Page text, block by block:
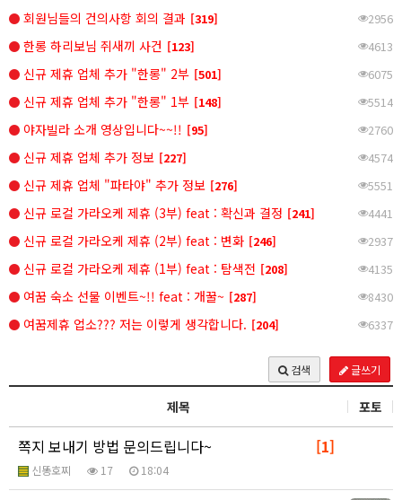
회원님들의 건의사항 회의 결과 [319] 2956
한롱 하리보님 쥐새끼 사건 [123] 4613
신규 제휴 업체 추가 "한롱" 2부 [501] 6075
신규 제휴 업체 추가 "한롱" 1부 [148] 5514
야자빌라 소개 영상입니다~~!! [95] 2760
신규 제휴 업체 추가 정보 [227] 4574
신규 제휴 업체 "파타야" 추가 정보 [276] 5551
신규 로컬 가라오케 제휴 (3부) feat : 확신과 결정 [241] 4441
신규 로컬 가라오케 제휴 (2부) feat : 변화 [246] 2937
신규 로컬 가라오케 제휴 (1부) feat : 탐색전 [208] 4135
여꿈 숙소 선물 이벤트~!! feat : 개꿀~ [287] 8430
여꿈제휴 업소??? 저는 이렇게 생각합니다. [204] 6337
검색 글쓰기
제목 포토
[1]
쪽지 보내기 방법 문의드립니다~
신똥호찌 17 18:04